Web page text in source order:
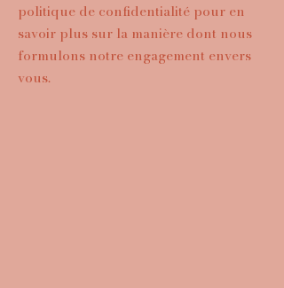
politique de confidentialité pour en
savoir plus sur la manière dont nous
formulons notre engagement envers
vous.